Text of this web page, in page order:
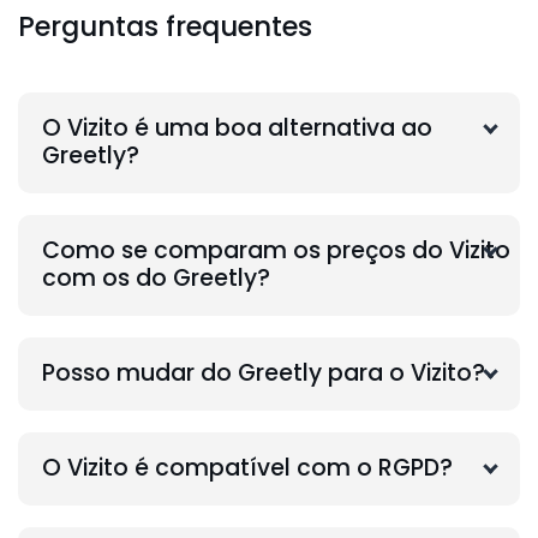
Perguntas frequentes
O Vizito é uma boa alternativa ao
Greetly?
Como se comparam os preços do Vizito
com os do Greetly?
Posso mudar do Greetly para o Vizito?
O Vizito é compatível com o RGPD?